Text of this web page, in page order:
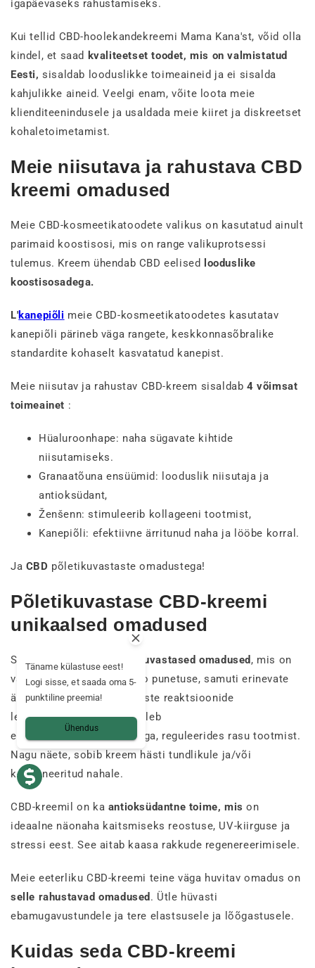
igapäevaseks rahustamiseks.
Kui tellid CBD-hoolekandekreemi Mama Kana'st, võid olla
kindel, et saad
kvaliteetset toodet, mis on valmistatud
Eesti,sisaldab looduslikke toimeaineid ja ei sisalda
kahjulikke aineid. Veelgi enam, võite loota meie
klienditeenindusele ja usaldada meie kiiret ja diskreetset
kohaletoimetamist.
Meie niisutava ja rahustava CBD
kreemi omadused
Meie CBD-kosmeetikatoodete valikus on kasutatud ainult
parimaid koostisosi, mis on range valikuprotsessi
tulemus. Kreem ühendab CBD eelised
looduslike
koostisosadega.
L'kanepiõli meie CBD-kosmeetikatoodetes kasutatav
kanepiõli pärineb väga rangete, keskkonnasõbralike
standardite kohaselt kasvatatud kanepist.
Meie niisutav ja rahustav CBD-kreem sisaldab 4 võimsat
toimeainet :
Hüaluroonhape: naha sügavate kihtide
niisutamiseks.
Granaatõuna ensüümid: looduslik niisutaja ja
antioksüdant,
Ženšenn: stimuleerib kollageeni tootmist,
Kanepiõli: efektiivne ärritunud naha ja lööbe korral.
Ja CBD põletikuvastaste omadustega!
Põletikuvastase CBD-kreemi
unikaalsed omadused
Sellel molekulil on põletikuvastased omadused , mis on
väga kasulikud näiteks näo punetuse, samuti erinevate
ärrituste ja dermatoloogiliste reaktsioonide
leevendamiseks. CBD suhtleb
endokannabinoidsüsteemiga, reguleerides rasu tootmist.
Nagu näete, sobib kreem hästi tundlikule ja/või
kombineeritud nahale.
CBD-kreemil on ka antioksüdantne toime, mis on
ideaalne näonaha kaitsmiseks reostuse, UV-kiirguse ja
stressi eest. See aitab kaasa rakkude regenereerimisele.
Meie eeterliku CBD-kreemi teine väga huvitav omadus on
selle rahustavad omadused . Ütle hüvasti
ebamugavustundele ja tere elastsusele ja lõõgastusele.
Kuidas seda CBD-kreemi
Täname külastuse eest!
Logi sisse, et saada oma 5-
punktiline preemia!
Ühendus